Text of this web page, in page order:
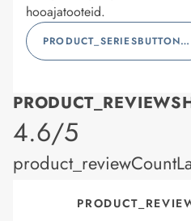
hooajatooteid.
PRODUCT_SERIESBUTTONLABEL
product_rating
4.6/5